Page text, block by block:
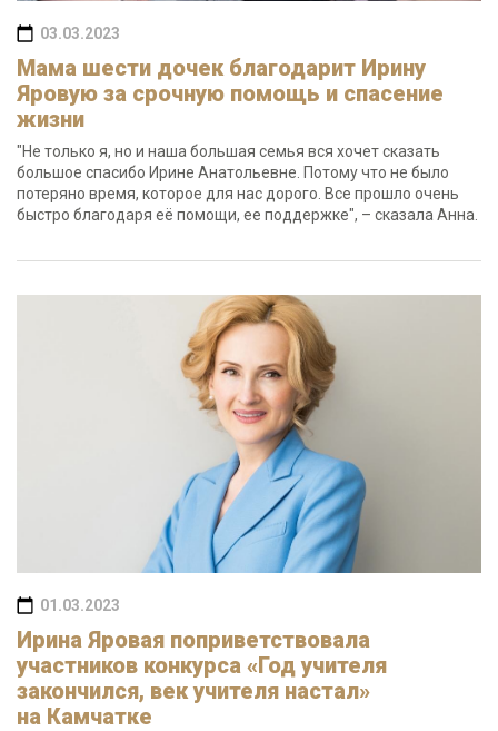
03.03.2023
Мама шести дочек благодарит Ирину
Яровую за срочную помощь и спасение
жизни
"Не только я, но и наша большая семья вся хочет сказать
большое спасибо Ирине Анатольевне. Потому что не было
потеряно время, которое для нас дорого. Все прошло очень
быстро благодаря её помощи, ее поддержке", – сказала Анна.
01.03.2023
Ирина Яровая поприветствовала
участников конкурса «Год учителя
закончился, век учителя настал»
на Камчатке